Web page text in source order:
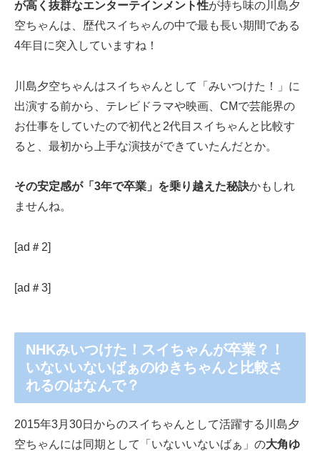
が高く抜群なエンターテインメント性が持ち味の川島夕
空ちゃんは、歴代スイちゃんの中で最も長い期間である
4年目に突入していますね！
川島夕空ちゃんはスイちゃんとして「みいつけた！」に
出演する前から、テレビドラマや映画、CMで芸能界の
お仕事をしていたので初代と2代目スイちゃんと比較す
ると、最初から上手な演技ができていたんだとか。
その安定感が「3年で卒業」を乗り越えた秘訣かもしれ
ませんね。
[ad＃2]
[ad＃3]
NHKみいつけた！スイちゃんが卒業？！
いないいないばぁのゆきちゃんと比較さ
れるのはなんで？
2015年3月30日からのスイちゃんとして活躍する川島夕
空ちゃんには同期として「いないいないばぁ」の大角ゆ